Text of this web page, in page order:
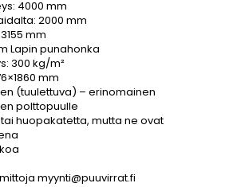
4000 mm
2000 mm
mm
Lapin punahonka
300 kg/m²
mm
(tuulettuva) – erinomainen
polttopuulle
huopakatetta, mutta ne ovat
myynti@puuvirrat.fi